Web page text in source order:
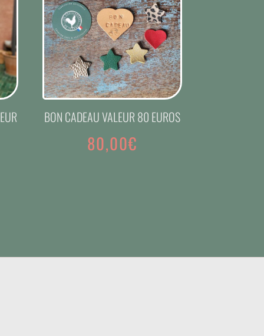
BON CADEAU VALEUR 80 EUROS
80,00€